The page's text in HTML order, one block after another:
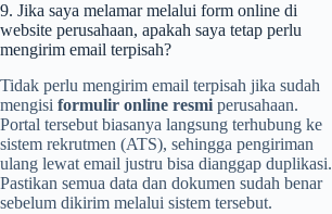
9. Jika saya melamar melalui form online di
website perusahaan, apakah saya tetap perlu
mengirim email terpisah?
Tidak perlu mengirim email terpisah jika sudah
mengisi formulir online resmi perusahaan.
Portal tersebut biasanya langsung terhubung ke
sistem rekrutmen (ATS), sehingga pengiriman
ulang lewat email justru bisa dianggap duplikasi.
Pastikan semua data dan dokumen sudah benar
sebelum dikirim melalui sistem tersebut.